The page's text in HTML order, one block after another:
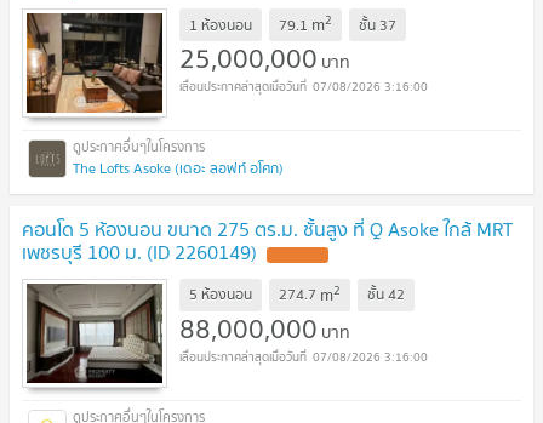
1 ห้องนอน 79.1 m2 ชั้น 37
25,000,000 บาท
07/08/2026 3:16:00
The Lofts Asoke (เดอะ ลอฟท์ อโศก)
คอนโด 5 ห้องนอน ขนาด 275 ตร.ม. ชั้นสูง ที่ Q Asoke ใกล้ MRT
เพชรบุรี 100 ม. (ID 2260149)
5 ห้องนอน 274.7 m2 ชั้น42
88,000,000 บาท
07/08/2026 3:16:00